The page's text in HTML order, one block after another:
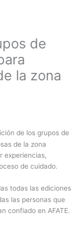
de
la zona
de los grupos de
de la zona
experiencias,
de cuidado.
todas las ediciones
las personas que
confiado en AFATE.